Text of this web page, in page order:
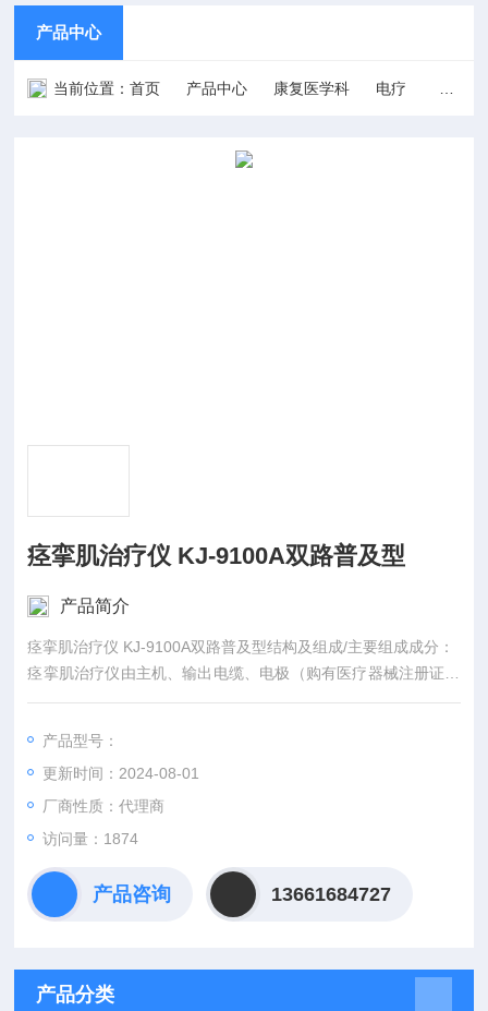
产品中心
当前位置：首页 产品中心 康复医学科 电疗
痉挛肌治疗仪 KJ-9100A双路普及型
产品简介
痉挛肌治疗仪 KJ-9100A双路普及型结构及组成/主要组成成分：
痉挛肌治疗仪由主机、输出电缆、电极（购有医疗器械注册证产
品）三部分组成。
产品型号：
更新时间：2024-08-01
厂商性质：代理商
访问量：1874
产品咨询 13661684727
产品分类